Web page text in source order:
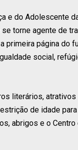
e do Adolescente
torne agente de
primeira página do
social,
literários, atrativos
de idade
abrigos e o